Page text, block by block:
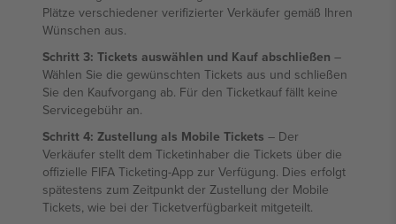
Plätze verschiedener verifizierter Verkäufer gemäß Ihren
Wünschen aus.
Schritt 3: Tickets auswählen und Kauf abschließen –
Wählen Sie die gewünschten Tickets aus und schließen
Sie den Kaufvorgang ab. Für den Ticketkauf fällt keine
Servicegebühr an.
Schritt 4: Zustellung als Mobile Tickets – Der
Verkäufer stellt dem Ticketinhaber die Tickets über die
offizielle FIFA Ticketing-App zur Verfügung. Dies erfolgt
spätestens zum Zeitpunkt der Zustellung der Mobile
Tickets, wie bei der Ticketverfügbarkeit mitgeteilt.